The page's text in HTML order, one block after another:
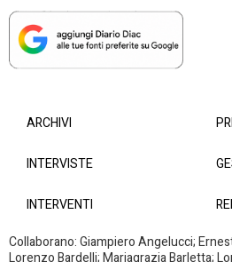
ARCHIVI
INTERVISTE
INTERVENTI
Collaborano: Giampiero Angelucci;
Lorenzo Bardelli; Mariagrazia Barletta;